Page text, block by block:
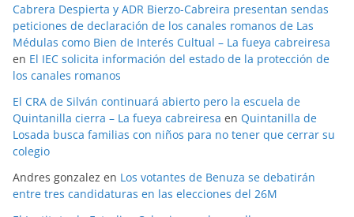
Cabrera Despierta y ADR Bierzo-Cabreira presentan sendas
peticiones de declaración de los canales romanos de Las
Médulas como Bien de Interés Cultual – La fueya cabreiresa
en El IEC solicita información del estado de la protección de
los canales romanos
El CRA de Silván continuará abierto pero la escuela de
Quintanilla cierra – La fueya cabreiresa en Quintanilla de
Losada busca familias con niños para no tener que cerrar su
colegio
Andres gonzalez en Los votantes de Benuza se debatirán
entre tres candidaturas en las elecciones del 26M